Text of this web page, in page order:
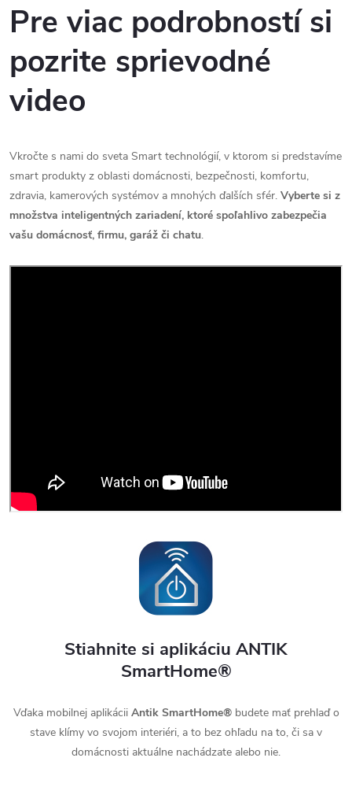
Pre viac podrobností si
pozrite sprievodné
video
Vkročte s nami do sveta Smart technológií, v ktorom si predstavíme
smart produkty z oblasti domácnosti, bezpečnosti, komfortu,
zdravia, kamerových systémov a mnohých ďalších sfér. Vyberte si z
množstva inteligentných zariadení, ktoré spoľahlivo zabezpečia
vašu domácnosť, firmu, garáž či chatu.
Stiahnite si aplikáciu ANTIK
SmartHome®
Vďaka mobilnej aplikácii Antik SmartHome®budete mať prehlaď o
stave klímy vo svojom interiéri, a to bez ohľadu na to, či sa v
domácnosti aktuálne nachádzate alebo nie.